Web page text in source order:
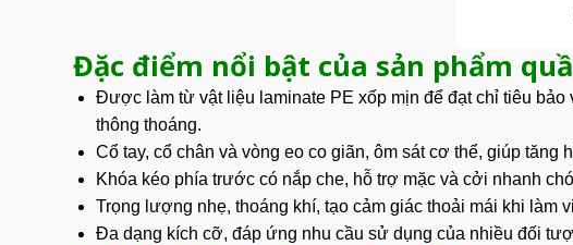
Đặc điểm nổi bật của sản phẩm
Được làm từ vật liệu laminate PE xốp mịn để đạt chỉ tiêu bảo
thông thoáng.
Cổ tay, cổ chân và vòng eo co giãn, ôm sát cơ thể, giúp tăng
Khóa kéo phía trước có nắp che, hỗ trợ mặc và cởi nhanh
Trọng lượng nhẹ, thoáng khí, tạo cảm giác thoải mái khi làm
Đa dạng kích cỡ, đáp ứng nhu cầu sử dụng của nhiều đối